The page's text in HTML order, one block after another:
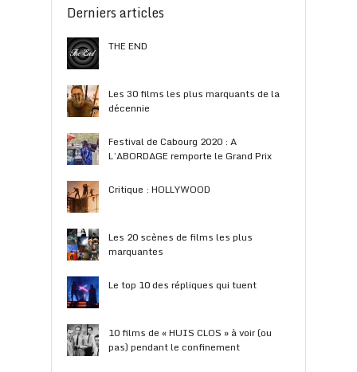
Derniers articles
THE END
Les 30 films les plus marquants de la
décennie
Festival de Cabourg 2020 : A
L’ABORDAGE remporte le Grand Prix
Critique : HOLLYWOOD
Les 20 scènes de films les plus
marquantes
Le top 10 des répliques qui tuent
10 films de « HUIS CLOS » à voir (ou
pas) pendant le confinement